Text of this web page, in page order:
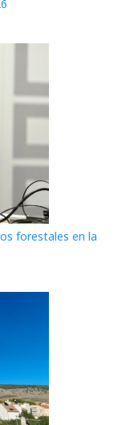
forestales en la